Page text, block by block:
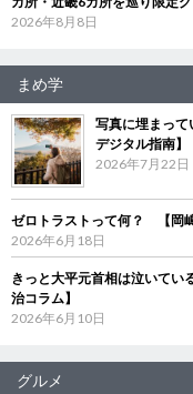
2026年8月8日
まめ学
写真に埋まっ
デジタル指南】
2026年7月22日
ゼロトラストって何？ 【岡
2026年6月18日
きっと大平元首相は泣いて
治コラム】
2026年6月10日
グルメ